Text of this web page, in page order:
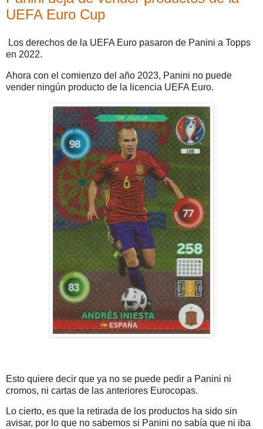
UEFA Euro Cup
Los derechos de la UEFA Euro pasaron de Panini a Topps
en 2022.
Ahora con el comienzo del año 2023, Panini no puede
vender ningún producto de la licencia UEFA Euro.
Esto quiere decir que ya no se puede pedir a Panini ni
cromos, ni cartas de las anteriores Eurocopas.
Lo cierto, es que la retirada de los productos ha sido sin
avisar, por lo que no sabemos si Panini no sabía que ni iba